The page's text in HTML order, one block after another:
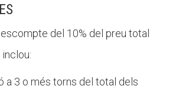
del 10% del preu total
a 3 o més torns del total dels